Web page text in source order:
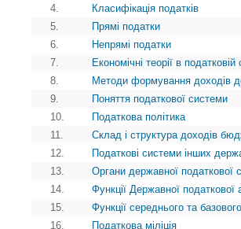
4.
Класифікація податків
5.
Прямі податки
6.
Непрямі податки
7.
Економічні теорії в податковій
8.
Методи формування доходів
9.
Поняття податкової системи
10.
Податкова політика
11.
Склад і структура доходів
12.
Податкові системи інших
13.
Органи державної податкової
14.
Функції Державної податкової
15.
Функції середнього та
16.
Податкова міліція